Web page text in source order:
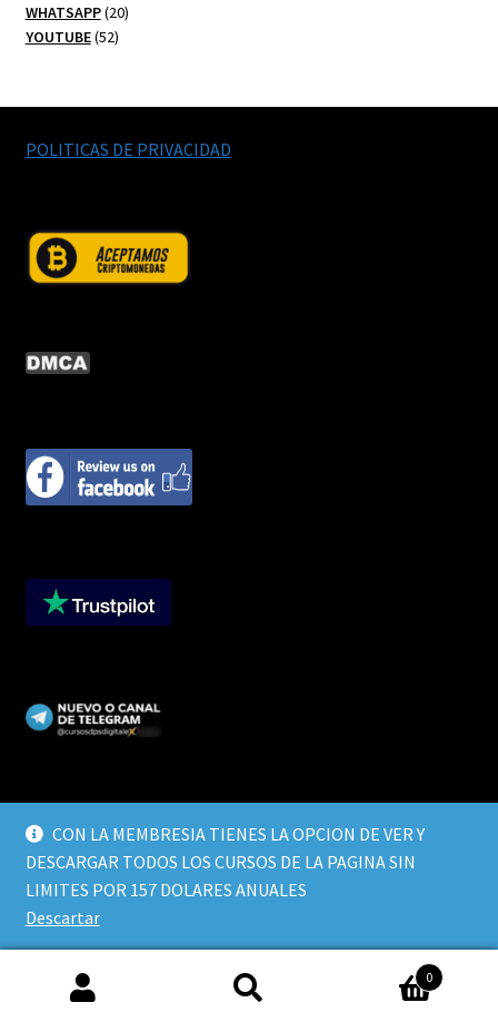
CON LA MEMBRESIA TIENES LA OPCION DE VER Y
DESCARGAR TODOS LOS CURSOS DE LA PAGINA SIN
LIMITES POR 157 DOLARES ANUALES
Descartar
WHATSAPP 2020
YOUTUBE 5252
POLITICAS DE PRIVACIDAD
© CURSOS DIGITALEX 2026
TERMINOS Y CONDICIONES
Built with WooCommerce
0